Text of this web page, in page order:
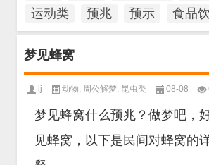
运动类
预兆 预示 食品
梦见蜂窝
lj 动物, 周公解梦, 昆虫类 08-08
梦见蜂窝什么预兆？做梦吧，
见蜂窝，以下是民间对蜂窝的